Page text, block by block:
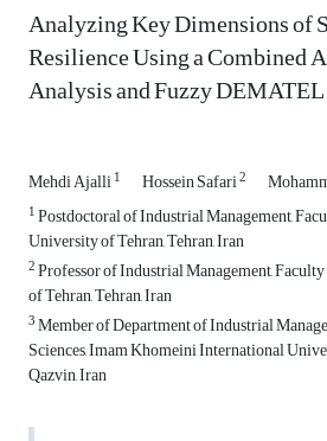
Analyzing Key Dimensions of
Resilience Using a Combined
Analysis and Fuzzy DEMATEL
Mehdi Ajalli1 Hossein Safari2
1Postdoctoral of Industrial Management,
University of Tehran, Tehran, Iran
2Professor of Industrial Management,
of Tehran, Tehran, Iran
3Member of Department of Industrial
Sciences, Imam Khomeini International
Qazvin, Iran